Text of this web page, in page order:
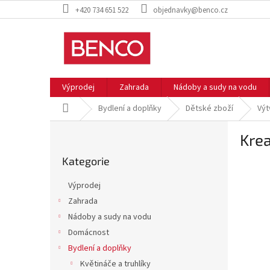
na
+420 734 651 522 objednavky@benco.cz
Výprodej Zahrada Nádoby a sudy na vodu
Domů Bydlení a doplňky Dětské zboží
kategorie
Kategorie
Výprodej
Zahrada
Nádoby a sudy na vodu
Domácnost
Bydlení a doplňky
Květináče a truhlíky